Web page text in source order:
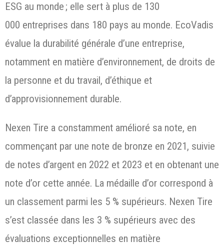
ESG au monde ; elle sert à plus de 130
000 entreprises dans 180 pays au monde. EcoVadis
évalue la durabilité générale d’une entreprise,
notamment en matière d’environnement, de droits de
la personne et du travail, d’éthique et
d’approvisionnement durable.
Nexen Tire a constamment amélioré sa note, en
commençant par une note de bronze en 2021, suivie
de notes d’argent en 2022 et 2023 et en obtenant une
note d’or cette année. La médaille d’or correspond à
un classement parmi les 5 % supérieurs. Nexen Tire
s’est classée dans les 3 % supérieurs avec des
évaluations exceptionnelles en matière